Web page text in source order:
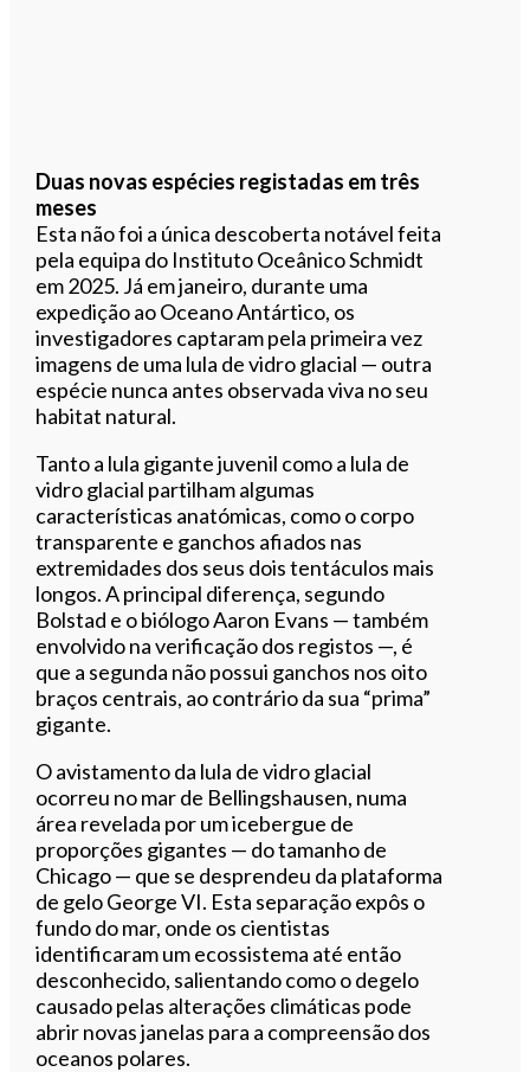
Duas novas espécies registadas em três
meses
Esta não foi a única descoberta notável feita
pela equipa do Instituto Oceânico Schmidt
em 2025. Já em janeiro, durante uma
expedição ao Oceano Antártico, os
investigadores captaram pela primeira vez
imagens de uma lula de vidro glacial — outra
espécie nunca antes observada viva no seu
habitat natural.
Tanto a lula gigante juvenil como a lula de
vidro glacial partilham algumas
características anatómicas, como o corpo
transparente e ganchos afiados nas
extremidades dos seus dois tentáculos mais
longos. A principal diferença, segundo
Bolstad e o biólogo Aaron Evans — também
envolvido na verificação dos registos —, é
que a segunda não possui ganchos nos oito
braços centrais, ao contrário da sua “prima”
gigante.
O avistamento da lula de vidro glacial
ocorreu no mar de Bellingshausen, numa
área revelada por um icebergue de
proporções gigantes — do tamanho de
Chicago — que se desprendeu da plataforma
de gelo George VI. Esta separação expôs o
fundo do mar, onde os cientistas
identificaram um ecossistema até então
desconhecido, salientando como o degelo
causado pelas alterações climáticas pode
abrir novas janelas para a compreensão dos
oceanos polares.